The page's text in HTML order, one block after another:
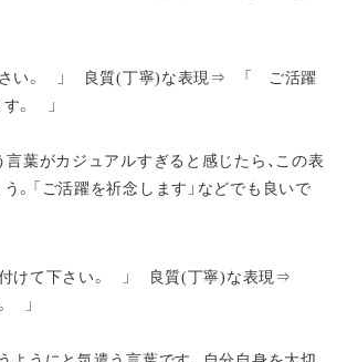
い。 」 良質(丁寧)な表現⇒ 「 ご活躍
。 」
言葉がカジュアルすぎると感じたら、この表
。「ご活躍を祈念します」などでも良いで
けて下さい。 」 良質(丁寧)な表現⇒
」